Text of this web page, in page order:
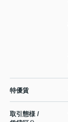
特優賃
取引態様 /